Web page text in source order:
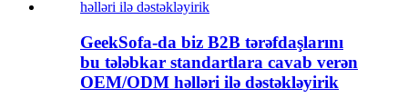
GeekSofa-da biz B2B tərəfdaşlarını
bu tələbkar standartlara cavab verən
OEM/ODM həlləri ilə dəstəkləyirik